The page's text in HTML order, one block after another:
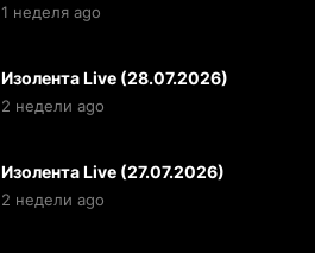
1 неделя ago
Изолента Live (28.07.2026)
2 недели ago
Изолента Live (27.07.2026)
2 недели ago